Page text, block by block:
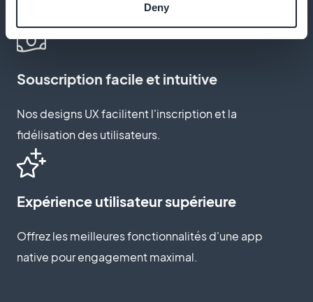
Deny
Souscription facile et intuitive
Nos designs UX facilitent l'inscription et la
fidélisation des utilisateurs.
Expérience utilisateur supérieure
Offrez les meilleures fonctionnalités d'une app
native pour engagement maximal.